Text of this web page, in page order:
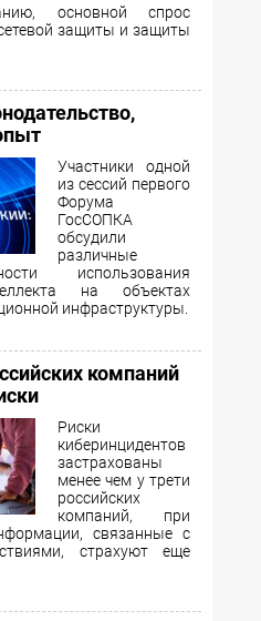
основной спрос
защиты и защиты
Участники одной
из сессий первого
Форума
ГосСОПКА
обсудили
различные
использования
на объектах
инфраструктуры.
компаний
Риски
киберинцидентов
застрахованы
менее чем у трети
российских
компаний, при
связанные с
страхуют еще